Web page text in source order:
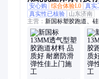
安心购
综合体验L0 真实
真实性已核验
山东济南
主营： 新国标塑胶跑道、
道施工、半预制卷材、人